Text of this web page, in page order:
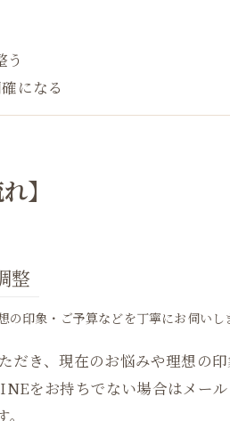
う
になる
】
整
印象・ご予算などを丁寧にお伺いし
き、現在のお悩みや理想の印
をお持ちでない場合はメール